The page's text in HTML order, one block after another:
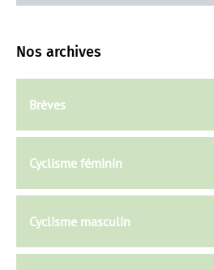
Nos archives
Brèves
Cyclisme féminin
Cyclisme masculin